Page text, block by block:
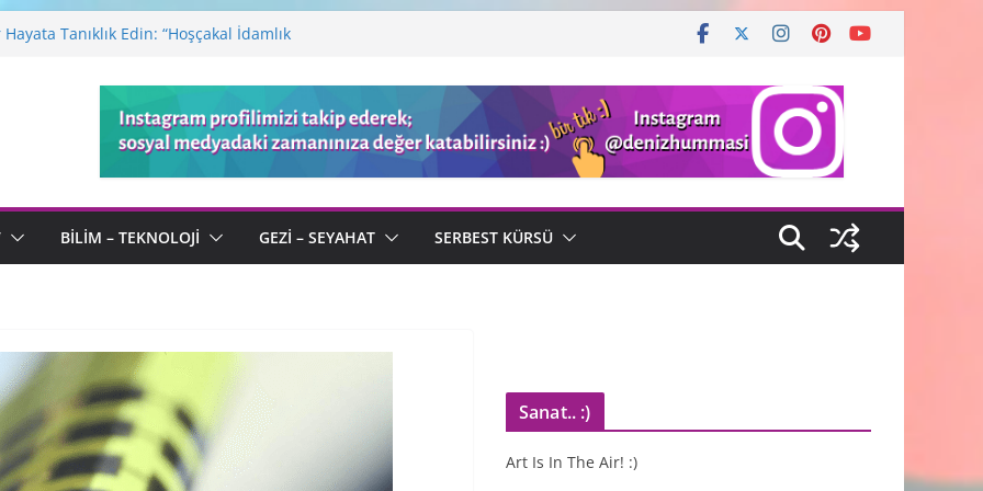
Hayata Tanıklık Edin: “Hoşçakal İdamlık
Defteri: Kötülüğün Ortasında Açan
“Serenad” ve Ölümsüz Aşk
Tanımıyla “Kimliksiz” Bir Usta
BILIM – TEKNOLOJI GEZI – SEYAHAT SERBEST KÜRSÜ
Sanat.. :)
Art Is In The Air! :)